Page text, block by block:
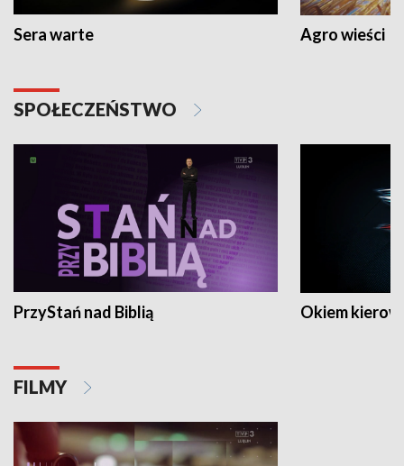
Sera warte Agro wieści
SPOŁECZEŃSTWO
PrzyStań nad Biblią Okiem
FILMY